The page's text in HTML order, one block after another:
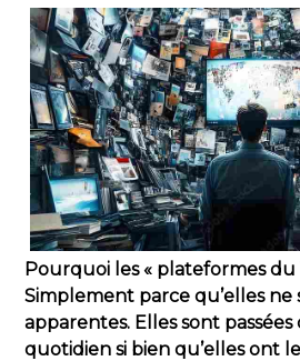
Pourquoi les « plateformes du
Simplement parce qu’elles
apparentes. Elles sont
quotidien si bien qu’elles ont